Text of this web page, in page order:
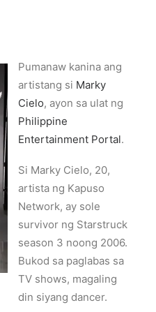
Pumanaw kanina ang
artistang si Marky
Cielo, ayon sa ulat ng
Philippine
Entertainment Portal.
Si Marky Cielo, 20,
artista ng Kapuso
Network, ay sole
survivor ng Starstruck
season 3 noong 2006.
Bukod sa paglabas sa
TV shows, magaling
din siyang dancer.